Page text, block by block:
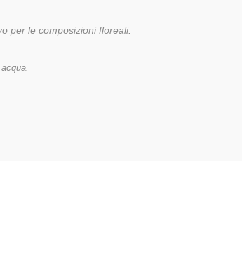
per le composizioni floreali.